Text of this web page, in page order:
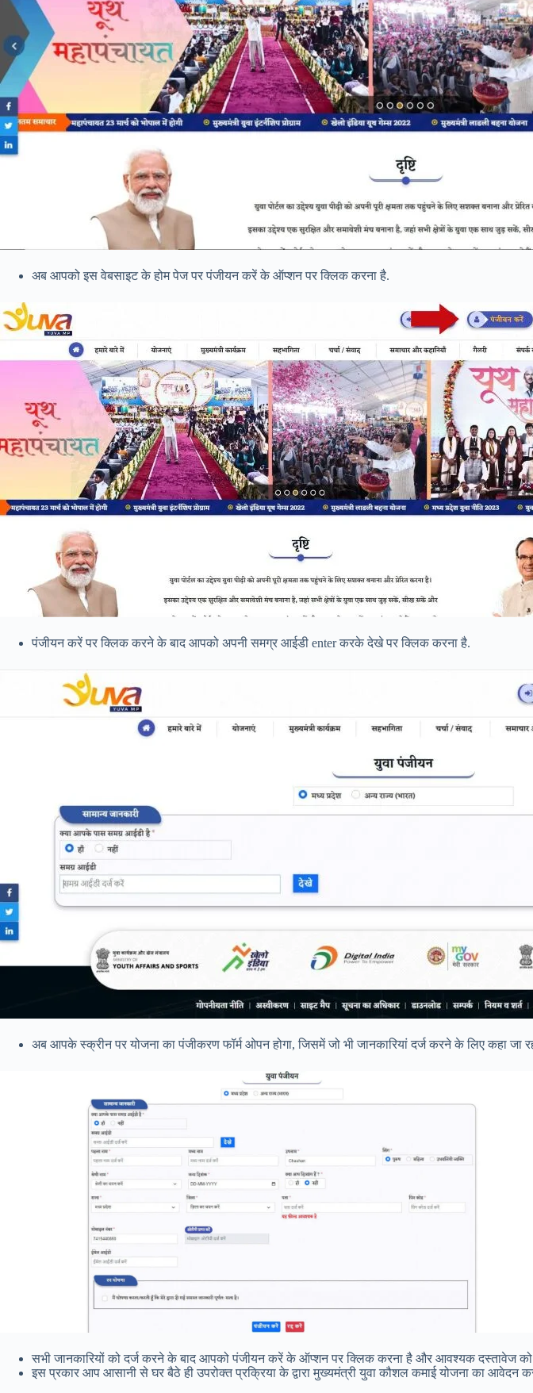
अब आपको इस वेबसाइट के होम पेज पर पंजीयन करें के ऑप्शन पर क्लिक करना है.
पंजीयन करें पर क्लिक करने के बाद आपको अपनी समग्र आईडी enter करके देखे पर क्लिक करना है.
अब आपके स्क्रीन पर योजना का पंजीकरण फॉर्म ओपन होगा, जिसमें जो भी जानकारियां दर्ज करने के लिए कहा जा
सभी जानकारियों को दर्ज करने के बाद आपको पंजीयन करें के ऑप्शन पर क्लिक करना है और आवश्यक दस्तावेज को
इस प्रकार आप आसानी से घर बैठे ही उपरोक्त प्रक्रिया के द्वारा मुख्यमंत्री युवा कौशल कमाई योजना का आवेदन